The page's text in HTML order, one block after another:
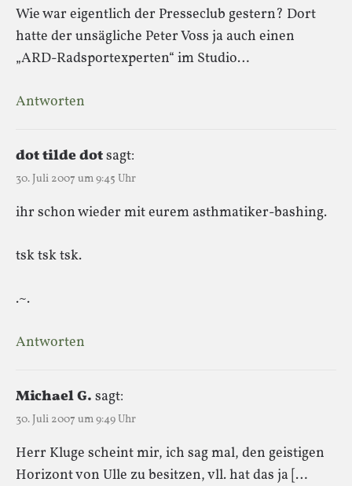
Wie war eigentlich der Presseclub gestern? Dort
hatte der unsägliche Peter Voss ja auch einen
„ARD-Radsportexperten“ im Studio…
Antworten
dot tilde dotsagt:
30. Juli 2007 um 9:45 Uhr
ihr schon wieder mit eurem asthmatiker-bashing.
tsk tsk tsk.
.~.
Antworten
Michael G. sagt:
30. Juli 2007 um 9:49 Uhr
Herr Kluge scheint mir, ich sag mal, den geistigen
Horizont von Ulle zu besitzen, vll. hat das ja […